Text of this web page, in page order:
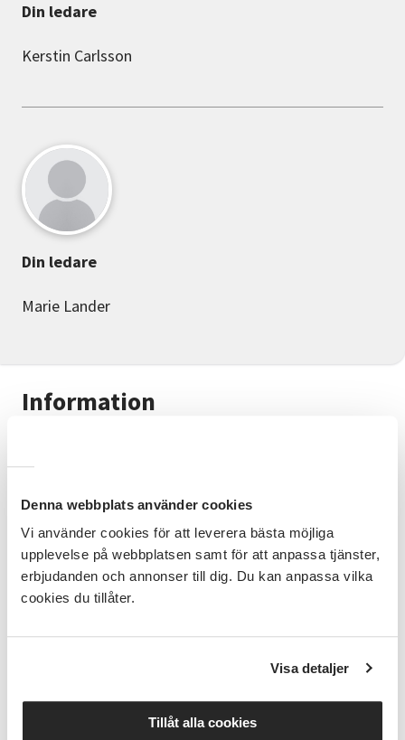
Denna webbplats använder cookies
Vi använder cookies för att leverera bästa möjliga
upplevelse på webbplatsen samt för att anpassa tjänster,
erbjudanden och annonser till dig. Du kan anpassa vilka
cookies du tillåter.
Visa detaljer
Tillåt alla cookies
Information
innebär att du tillsammans med andra dansar för att
Målgrupp
Du som älskar att dansa, kravlöst, lättsamt och i
lagom tempo!
Kursinnehåll
olika dansstilar som linedance, latinska rytmer och
Ha gärna inneskor och bekväma kläder.
Din ledare
Kerstin Carlsson
Din ledare
Marie Lander